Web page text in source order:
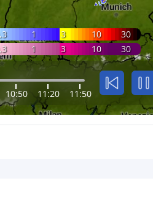
1 3 10
30
1 3 10
30
10:50 11:20 11:50